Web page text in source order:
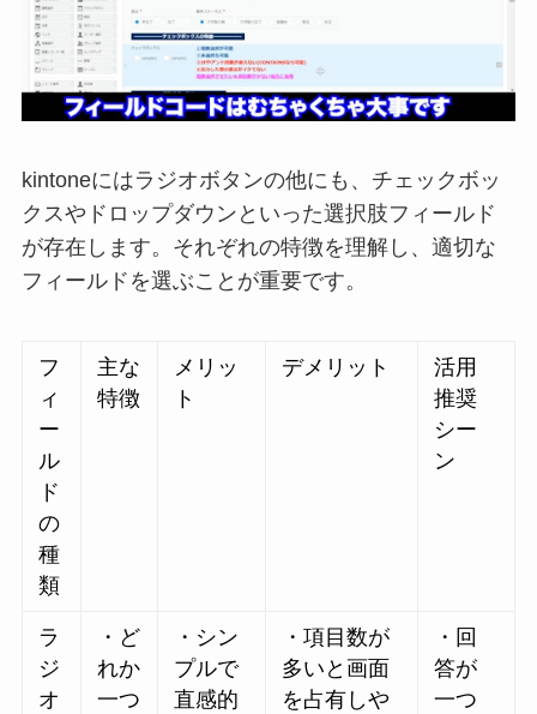
kintoneにはラジオボタンの他にも、チェックボッ
クスやドロップダウンといった選択肢フィールド
が存在します。それぞれの特徴を理解し、適切な
フィールドを選ぶことが重要です。
フ
ィ
ー
ル
ド
の
種
類
主な
特徴
メリッ
ト
デメリット
活用
推奨
シー
ン
ラ
ジ
オ
・ど
れか
一つ
・シン
プルで
直感的
・項目数が
多いと画面
を占有しや
・回
答が
一つ